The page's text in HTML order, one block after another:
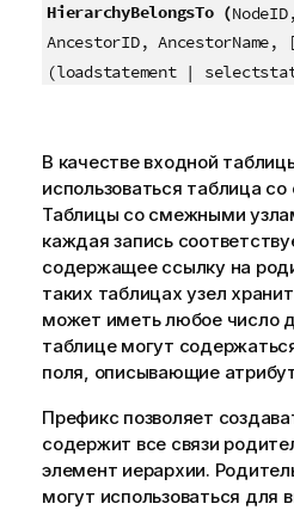
HierarchyBelongsTo (
AncestorID,
(loadstatement |
В качестве входной
использоваться таблица
Таблицы со смежными
каждая запись
содержащее ссылку на
таких таблицах узел
может иметь любое число
таблице могут
поля, описывающие
Префикс позволяет
содержит все связи
элемент иерархии.
могут использоваться для